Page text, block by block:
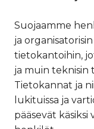
Suojaamme
ja
tietokantoihin,
ja muin teknisin
Tietokannat ja
lukituissa ja
pääsevät